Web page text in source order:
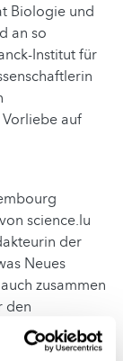
Biologie und
an so
Institut für
auf
science.lu
der
Neues
zusammen
den